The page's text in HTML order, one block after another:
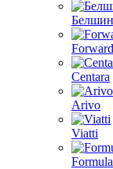
Forward
Centara
Arivo
Viatti
Formula